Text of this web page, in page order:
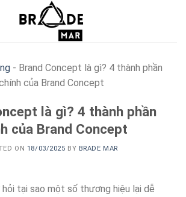
- Brand Concept là gì? 4 thành phần
của Brand Concept
là gì? 4 thành phần
của Brand Concept
ON 18/03/2025 BY BRADE MAR
tại sao một số thương hiệu lại dễ